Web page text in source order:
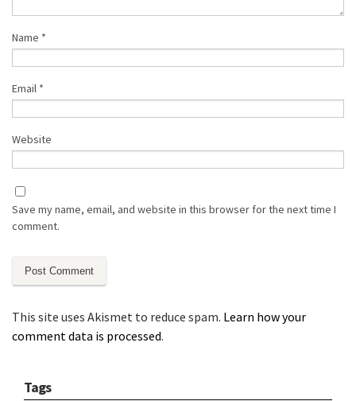
Name *
Email *
Website
Save my name, email, and website in this browser for the next time I
comment.
This site uses Akismet to reduce spam. Learn how your
comment data is processed.
Tags